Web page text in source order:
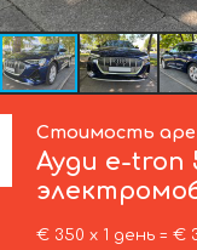
Стоимость
Ауди e-tron
€ 350 х 1 день = €